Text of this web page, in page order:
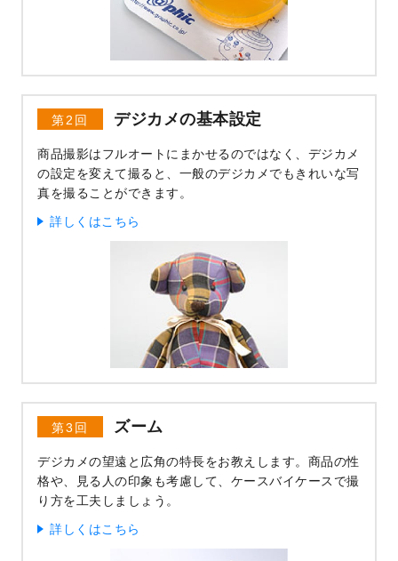
第2回 デジカメの基本設定
商品撮影はフルオートにまかせるのではなく、デジカメ
の設定を変えて撮ると、一般のデジカメでもきれいな写
真を撮ることができます。
詳しくはこちら
第3回 ズーム
デジカメの望遠と広角の特長をお教えします。商品の性
格や、見る人の印象も考慮して、ケースバイケースで撮
り方を工夫しましょう。
詳しくはこちら